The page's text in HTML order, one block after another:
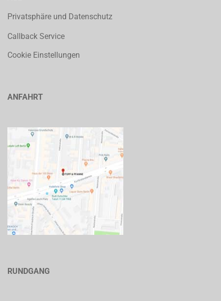
Privatsphäre und Datenschutz
Callback Service
Cookie Einstellungen
ANFAHRT
RUNDGANG